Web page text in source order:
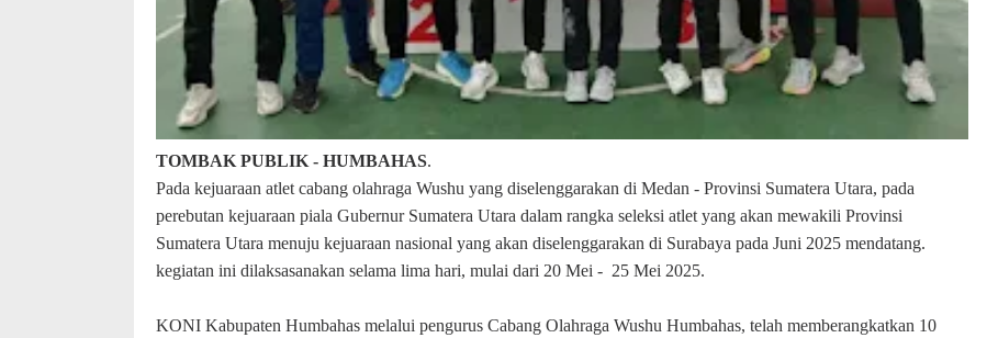
TOMBAK PUBLIK - HUMBAHAS.
Pada kejuaraan atlet cabang olahraga Wushu yang diselenggarakan di Medan - Provinsi Sumatera Utara, pada
perebutan kejuaraan piala Gubernur Sumatera Utara dalam rangka seleksi atlet yang akan mewakili Provinsi
Sumatera Utara menuju kejuaraan nasional yang akan diselenggarakan di Surabaya pada Juni 2025 mendatang.
kegiatan ini dilaksasanakan selama lima hari, mulai dari 20 Mei - 25 Mei 2025.
KONI Kabupaten Humbahas melalui pengurus Cabang Olahraga Wushu Humbahas, telah memberangkatkan 10